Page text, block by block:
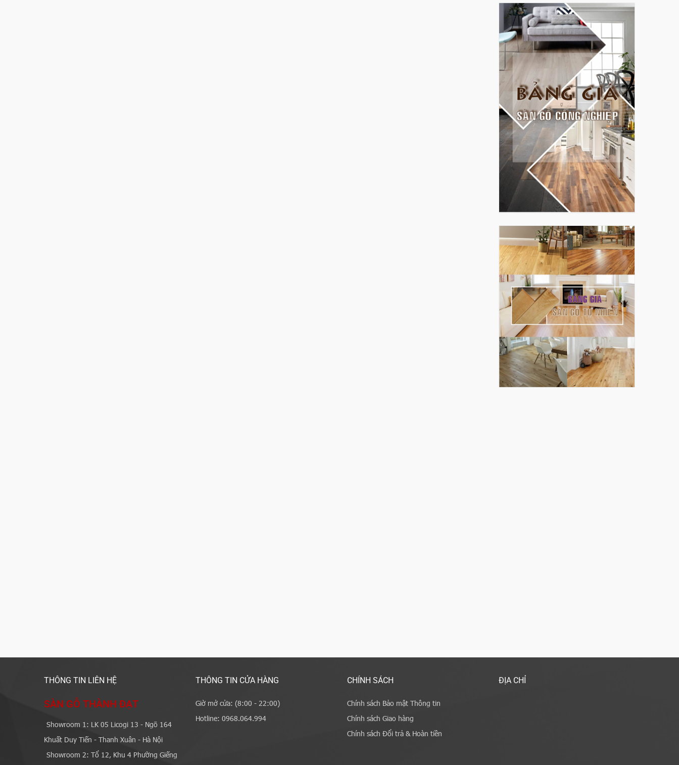
THÔNG TIN LIÊN HỆ
SÀN GỖ THÀNH ĐẠT
Showroom 1: LK 05 Licogi 13 - Ngõ 164
Khuất Duy Tiến - Thanh Xuân - Hà Nội
Showroom 2: Tổ 12, Khu 4 Phường Giếng
THÔNG TIN CỬA HÀNG
Giờ mở cửa: (8:00 - 22:00)
Hotline: 0968.064.994
CHÍNH SÁCH
Chính sách Bảo mật Thông tin
Chính sách Giao hàng
Chính sách Đổi trả & Hoàn tiền
ĐỊA CHỈ